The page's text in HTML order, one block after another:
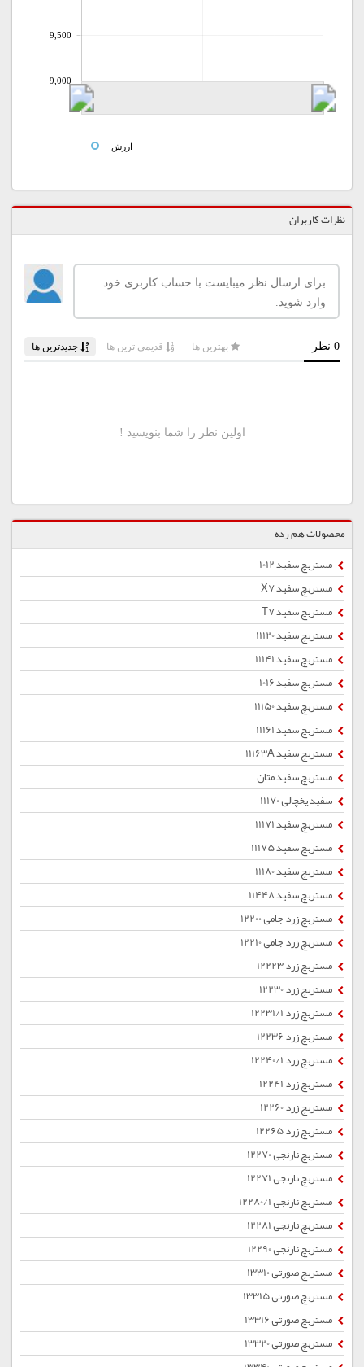
9,000
9,500
ارزش
نظرات کاربران
محصولات هم رده
مستربچ سفید 1012
مستربچ سفید X7
مستربچ سفید T7
مستربچ سفید 11120
مستربچ سفید 11141
مستربچ سفید 1016
مستربچ سفید 11150
مستربچ سفید 11161
مستربچ سفید 11163A
مستربچ سفید متان
سفید یخچالی 11170
مستربچ سفید 11171
مستربچ سفید 11175
مستربچ سفید 11180
مستربچ سفید 11448
مستربچ زرد جامی 12200
مستربچ زرد جامی 12210
مستربچ زرد 12223
مستربچ زرد 12230
مستربچ زرد 12231/1
مستربچ زرد 12236
مستربچ زرد 12240/1
مستربچ زرد 12241
مستربچ زرد 12260
مستربچ زرد 12265
مستربچ نارنجی 12270
مستربچ نارنجی 12271
مستربچ نارنجی 12280/1
مستربچ نارنجی 12281
مستربچ نارنجی 12290
مستربچ صورتی 13310
مستربچ صورتی 13315
مستربچ صورتی 13316
مستربچ صورتی 13320